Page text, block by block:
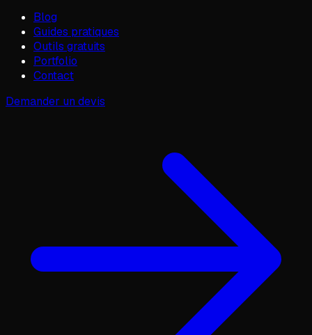
Blog
Guides pratiques
Outils gratuits
Portfolio
Contact
Demander un devis